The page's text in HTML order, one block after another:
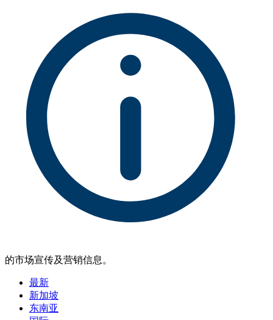
的市场宣传及营销信息。
最新
新加坡
东南亚